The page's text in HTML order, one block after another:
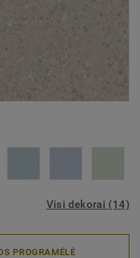
Visi dekorai (14)
PROGRAMĖLĖ